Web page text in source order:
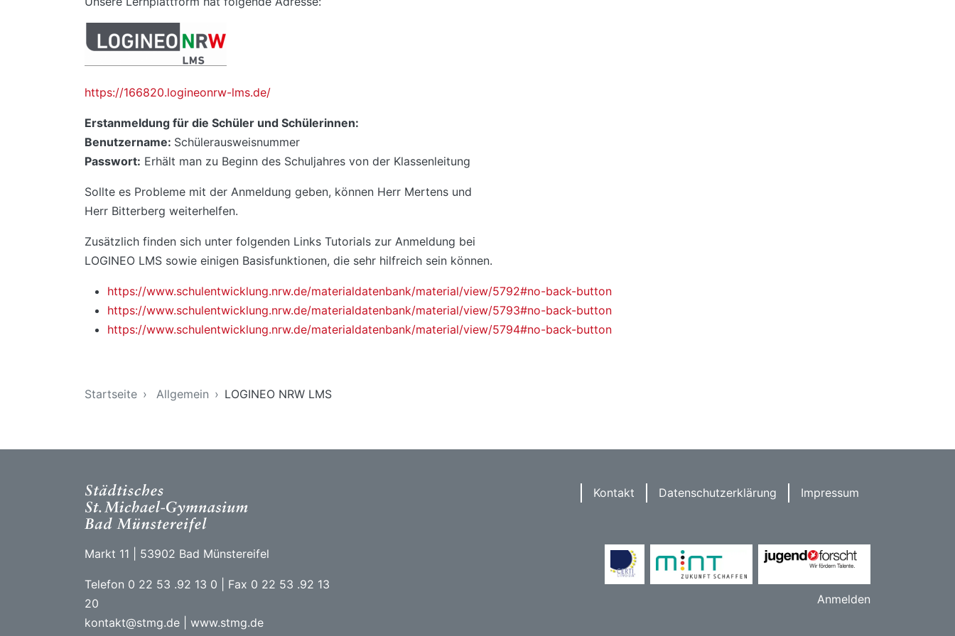
https://166820.logineonrw-lms.de/
Erstanmeldung für die Schüler und Schülerinnen:
Benutzername: Schülerausweisnummer
Passwort: Erhält man zu Beginn des Schuljahres von der Klassenleitung
Sollte es Probleme mit der Anmeldung geben, können Herr Mertens und
Herr Bitterberg weiterhelfen.
Zusätzlich finden sich unter folgenden Links Tutorials zur Anmeldung bei
LOGINEO LMS sowie einigen Basisfunktionen, die sehr hilfreich sein können.
https://www.schulentwicklung.nrw.de/materialdatenbank/material/view/5792#no-back-button
https://www.schulentwicklung.nrw.de/materialdatenbank/material/view/5793#no-back-button
https://www.schulentwicklung.nrw.de/materialdatenbank/material/view/5794#no-back-button
Startseite Allgemein LOGINEO NRW LMS
Kontakt Datenschutzerklärung Impressum
Markt 11 | 53902 Bad Münstereifel
Telefon 0 22 53 .92 13 0 | Fax 0 22 53 .92 13
20
kontakt@stmg.de | www.stmg.de
Anmelden